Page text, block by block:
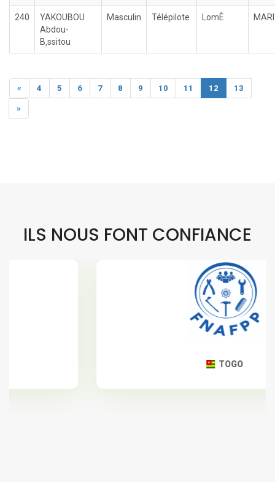
240
YAKOUBOU
Abdou-
B‚ssitou
Masculin Télépilote LomÈ
« 4 5 6 7 8 9 10 11 12 13
»
ILS NOUS FONT CONFIANCE